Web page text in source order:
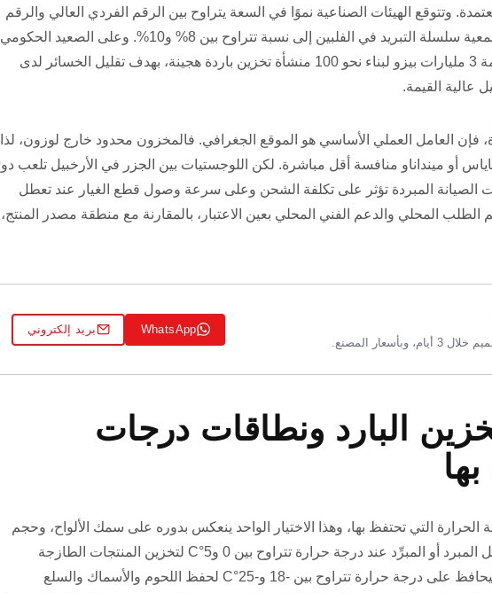
المواقع المعتمدة. وتتوقع الهيئات الصناعية نموًا في السعة يتراوح بين الرقم الفردي العالي والرقم
المزدوج المنخفض سنويًا، حيث تشير جمعية سلسلة التبريد في الفلبين إلى نسبة تتراوح بين 8% و10%. وعلى الصعيد
تعهدت وزارة الزراعة بتنفيذ برنامج بقيمة 3 مليارات بيزو لبناء نحو 100 منشأة تخزين باردة هجينة، بهدف تقليل الخسائر لدى
عالية القيمة.
العامل العملي الأساسي هو الموقع الجغرافي. فالمخزون محدود خارج لوزون، لذا
أو مينداناو منافسة أقل مباشرة. لكن اللوجستيات بين الجزر في الأرخبيل تلعب
الصيانة المبردة تؤثر على تكلفة الشحن وعلى سرعة وصول قطع الغيار عند تعطل
الطلب المحلي والدعم الفني المحلي بعين الاعتبار، بالمقارنة مع منطقة مصدر المنتج،
المصنع.
WhatsApp بريد إلكتروني
البارد ونطاقات درجات
التي تحتفظ بها، وهذا الاختيار الواحد ينعكس بدوره على سمك الألواح، وحجم
الحمل التبريدي، وتكاليف التشغيل. يعمل المبرد أو المبرِّد عند درجة حرارة تتراوح بين 0 و5°C لتخزين المنتجات الطازجة
ومنتجات الألبان والأدوية؛ أما الفريزر فيحافظ على درجة حرارة تتراوح بين -18 و-25°C لحفظ اللحوم والأسماك والسلع